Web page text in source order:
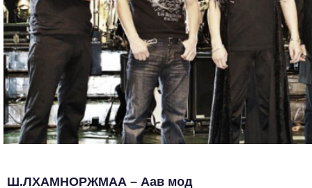
Ш.ЛХАМНОРЖМАА – Аав мод